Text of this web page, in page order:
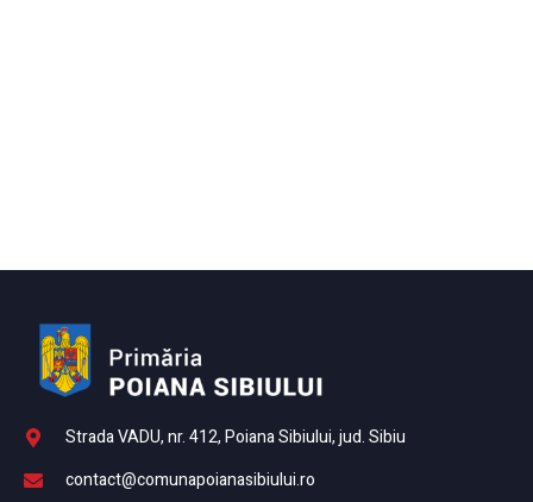
Strada VADU, nr. 412, Poiana Sibiului, jud. Sibiu
contact@comunapoianasibiului.ro